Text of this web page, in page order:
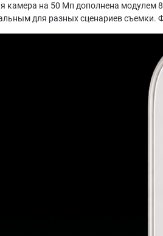
камера на 50 Мп дополнена модулем
для разных сценариев съемки.